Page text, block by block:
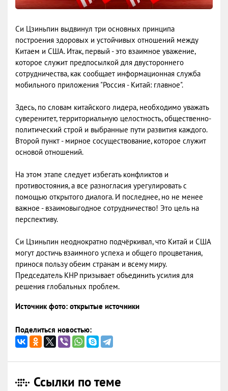
Си Цзиньпин выдвинул три основных принципа
построения здоровых и устойчивых отношений между
Китаем и США. Итак, первый - это взаимное уважение,
которое служит предпосылкой для двустороннего
сотрудничества, как сообщает информационная служба
мобильного приложения "Россия - Китай: главное".
Здесь, по словам китайского лидера, необходимо уважать
суверенитет, территориальную целостность, общественно-
политический строй и выбранные пути развития каждого.
Второй пункт - мирное сосуществование, которое служит
основой отношений.
На этом этапе следует избегать конфликтов и
противостояния, а все разногласия урегулировать с
помощью открытого диалога. И последнее, но не менее
важное - взаимовыгодное сотрудничество! Это цель на
перспективу.
Си Цзиньпин неоднократно подчёркивал, что Китай и США
могут достичь взаимного успеха и общего процветания,
принося пользу обеим странам и всему миру.
Председатель КНР призывает объединить усилия для
решения глобальных проблем.
Источник фото: открытые источники
Поделиться новостью:
Ссылки по теме